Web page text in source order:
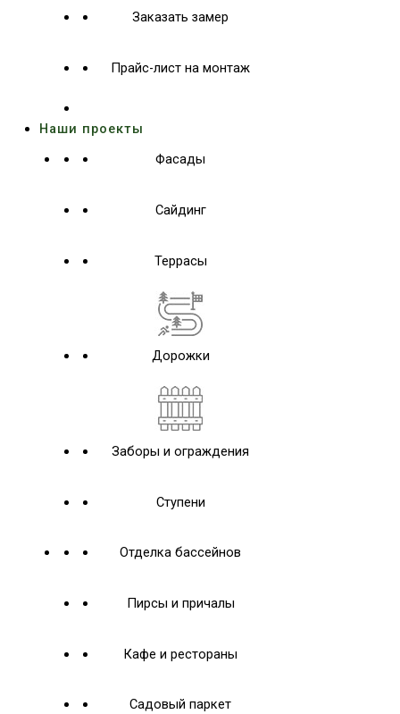
Заказать замер
Прайс-лист на монтаж
Наши проекты
Фасады
Сайдинг
Террасы
Дорожки
Заборы и ограждения
Ступени
Отделка бассейнов
Пирсы и причалы
Кафе и рестораны
Садовый паркет